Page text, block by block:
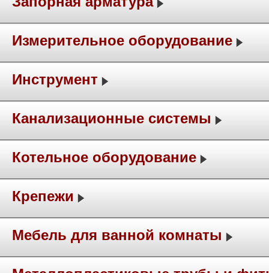
Измерительное оборудование
Инструмент
Канализационные системы
Котельное оборудование
Крепежи
Мебель для ванной комнаты